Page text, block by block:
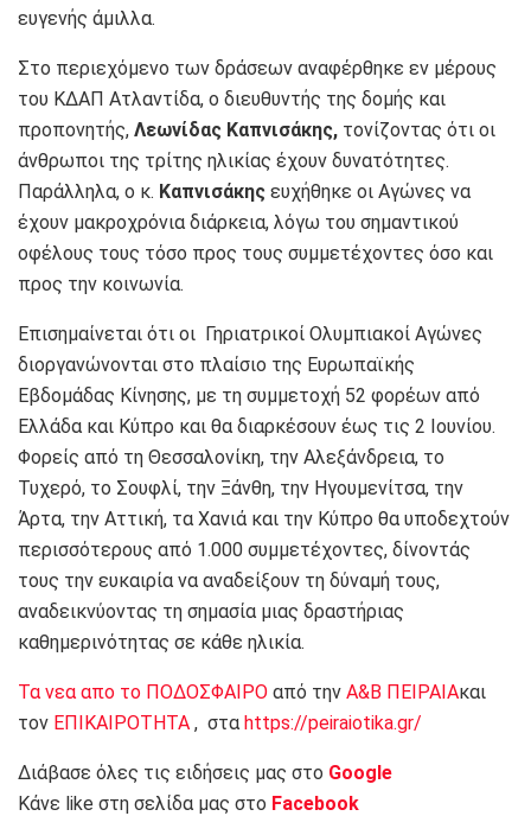
ευγενής άμιλλα.
Στο περιεχόμενο των δράσεων αναφέρθηκε εν μέρους
του ΚΔΑΠ Ατλαντίδα, ο διευθυντής της δομής και
προπονητής, Λεωνίδας Καπνισάκης, τονίζοντας ότι οι
άνθρωποι της τρίτης ηλικίας έχουν δυνατότητες.
Παράλληλα, ο κ. Καπνισάκης ευχήθηκε οι Αγώνες να
έχουν μακροχρόνια διάρκεια, λόγω του σημαντικού
οφέλους τους τόσο προς τους συμμετέχοντες όσο και
προς την κοινωνία.
Επισημαίνεται ότι οι Γηριατρικοί Ολυμπιακοί Αγώνες
διοργανώνονται στο πλαίσιο της Ευρωπαϊκής
Εβδομάδας Κίνησης, με τη συμμετοχή 52 φορέων από
Ελλάδα και Κύπρο και θα διαρκέσουν έως τις 2 Ιουνίου.
Φορείς από τη Θεσσαλονίκη, την Αλεξάνδρεια, το
Τυχερό, το Σουφλί, την Ξάνθη, την Ηγουμενίτσα, την
Άρτα, την Αττική, τα Χανιά και την Κύπρο θα υποδεχτούν
περισσότερους από 1.000 συμμετέχοντες, δίνοντάς
τους την ευκαιρία να αναδείξουν τη δύναμή τους,
αναδεικνύοντας τη σημασία μιας δραστήριας
καθημερινότητας σε κάθε ηλικία.
Τα νεα απο το ΠΟΔΟΣΦΑΙΡΟ από την Α&Β ΠΕΙΡΑΙΑκαι
τον ΕΠΙΚΑΙΡΟΤΗΤΑ , στα https://peiraiotika.gr/
Διάβασε όλες τις ειδήσεις μας στο Google
Κάνε like στη σελίδα μας στο Facebook